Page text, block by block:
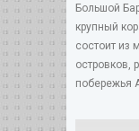
Большой
крупный
состоит из
островков,
побережья